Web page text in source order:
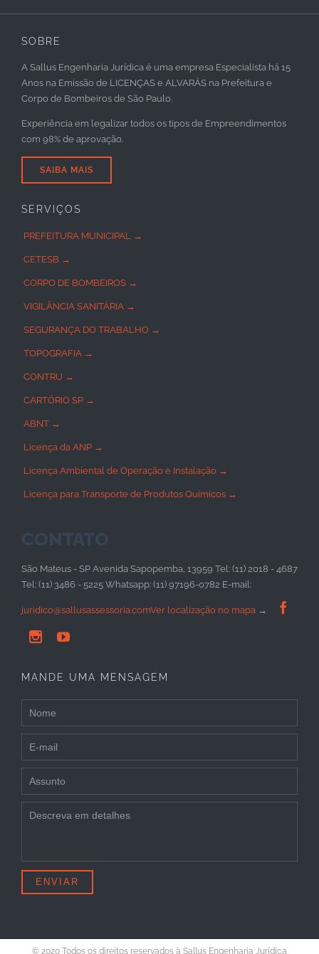
SOBRE
A Sallus Engenharia Jurídica é uma empresa Especialista há 15
Anos na Emissão de LICENÇAS e ALVARÁS na Prefeitura e
Corpo de Bombeiros de São Paulo.
Experiência em legalizar todos os tipos de Empreendimentos
com 98% de aprovação.
SAIBA MAIS
SERVIÇOS
PREFEITURA MUNICIPAL →
CETESB →
CORPO DE BOMBEIROS →
VIGILÂNCIA SANITÁRIA →
SEGURANÇA DO TRABALHO →
TOPOGRAFIA →
CONTRU →
CARTÓRIO SP →
ABNT →
Licença da ANP →
Licença Ambiental de Operação e Instalação →
Licença para Transporte de Produtos Químicos →
CONTATO
São Mateus - SP Avenida Sapopemba, 13959 Tel: (11) 2018 - 4687
Tel: (11) 3486 - 5225 Whatsapp: (11) 97196-0782 E-mail:
juridico@sallusassessoria.comVer localização no mapa → 
 
MANDE UMA MENSAGEM
© 2020 Todos os direitos reservados à Sallus Engenharia Jurídica